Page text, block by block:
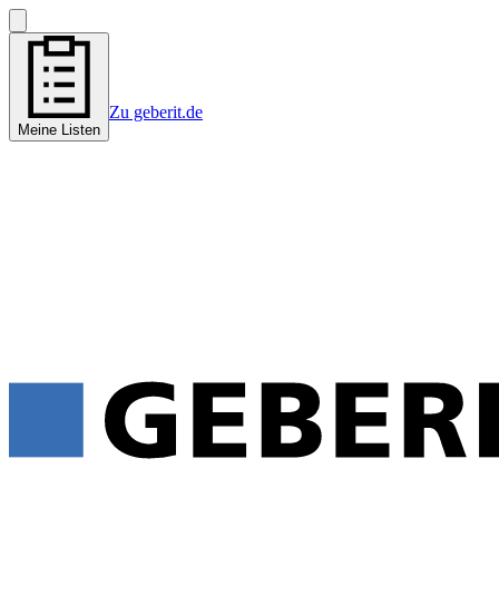
Meine Listen
Zu geberit.de